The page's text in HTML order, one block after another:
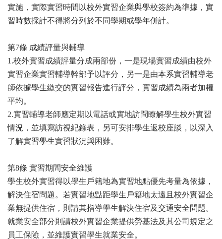
實施，實際實習時間以校外實習企業與學校簽約為準據，實
習時數採計不得將分列於不同學期或學年併計。
第7條 成績評量與輔導
1.校外實習成績評量分成兩部份，一是現場實習成績由校外
實習企業實習輔導幹部予以評分，另一是由本系實習輔導老
師依據學生繳交的實習報告進行評分，實習成績為兩者加權
平均。
2.實習輔導老師應定期以電話或實地訪問瞭解學生校外實習
情況，並填寫訪視紀錄表，另可安排學生返校座談，以深入
了解實習學生實習狀況與困難。
第8條 實習期間安全維護
學生校外實習得以學生戶籍地為實習地點優先考量為依據，
解決住宿問題。若實習地點距學生戶籍地太遠且校外實習企
業無提供住宿，則請其指導學生解決住宿及交通安全問題。
就業安全部分則請校外實習企業提供勞基法及其公司規定之
員工保險，並維護實習學生就業安全。